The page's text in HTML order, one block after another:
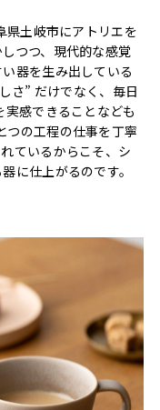
県土岐市にアトリエを
つつ、現代的な感覚
器を生み出している
さ” だけでなく、毎日
感できることなども
つの工程の仕事を丁寧
ているからこそ、シ
に仕上がるのです。